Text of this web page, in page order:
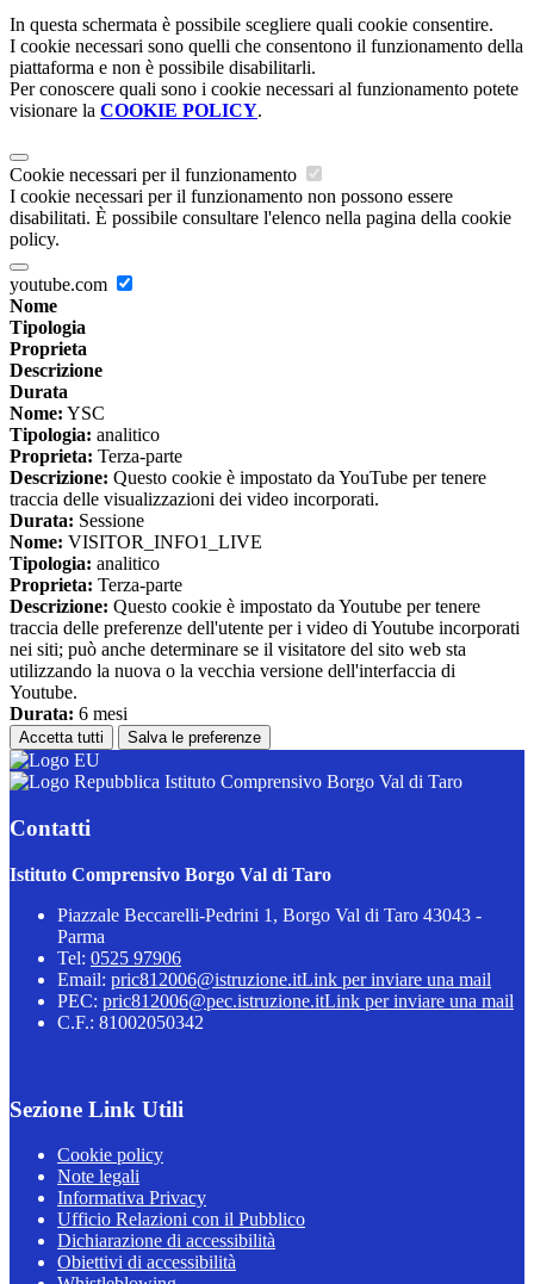
In questa schermata è possibile scegliere quali cookie consentire.
I cookie necessari sono quelli che consentono il funzionamento della
piattaforma e non è possibile disabilitarli.
Per conoscere quali sono i cookie necessari al funzionamento potete
visionare la COOKIE POLICY.
Cookie necessari per il funzionamento
I cookie necessari per il funzionamento non possono essere
disabilitati. È possibile consultare l'elenco nella pagina della cookie
policy.
youtube.com
Nome
Tipologia
Proprieta
Descrizione
Durata
Nome: YSC
Tipologia: analitico
Proprieta: Terza-parte
Descrizione: Questo cookie è impostato da YouTube per tenere
traccia delle visualizzazioni dei video incorporati.
Durata: Sessione
Nome: VISITOR_INFO1_LIVE
Tipologia: analitico
Proprieta: Terza-parte
Descrizione: Questo cookie è impostato da Youtube per tenere
traccia delle preferenze dell'utente per i video di Youtube incorporati
nei siti; può anche determinare se il visitatore del sito web sta
utilizzando la nuova o la vecchia versione dell'interfaccia di
Youtube.
Durata: 6 mesi
Accetta tutti Salva le preferenze
Istituto Comprensivo Borgo Val di Taro
Contatti
Istituto Comprensivo Borgo Val di Taro
Piazzale Beccarelli-Pedrini 1, Borgo Val di Taro 43043 -
Parma
Tel: 0525 97906
Email: pric812006@istruzione.itLink per inviare una mail
PEC: pric812006@pec.istruzione.itLink per inviare una mail
C.F.: 81002050342
Sezione Link Utili
Cookie policy
Note legali
Informativa Privacy
Ufficio Relazioni con il Pubblico
Dichiarazione di accessibilità
Obiettivi di accessibilità